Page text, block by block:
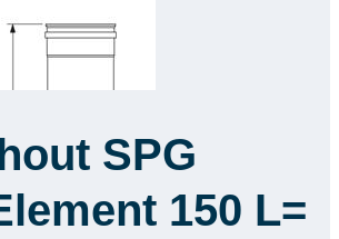
SPG
150 L=